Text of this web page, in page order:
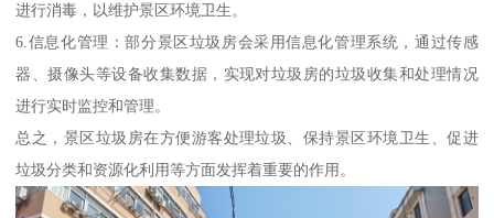
进行消毒，以维护景区环境卫生。
6.信息化管理：部分景区垃圾房会采用信息化管理系统，通过传感
器、摄像头等设备收集数据，实现对垃圾房的垃圾收集和处理情况
进行实时监控和管理。
总之，景区垃圾房在方便游客处理垃圾、保持景区环境卫生、促进
垃圾分类和资源化利用等方面发挥着重要的作用。